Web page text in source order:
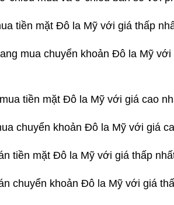
tiền mặt Đô la Mỹ với giá thấp
mua chuyển khoản Đô la Mỹ
tiền mặt Đô la Mỹ với giá cao
chuyển khoản Đô la Mỹ với giá
tiền mặt Đô la Mỹ với giá thấp
chuyển khoản Đô la Mỹ với giá